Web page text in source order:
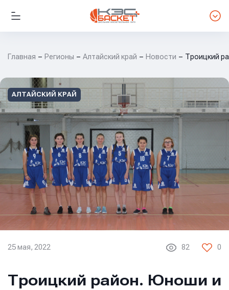
Главная Регионы Алтайский край Новости Троицкий
АЛТАЙСКИЙ КРАЙ
25 мая, 2022 82 0
Троицкий район. Юноши и